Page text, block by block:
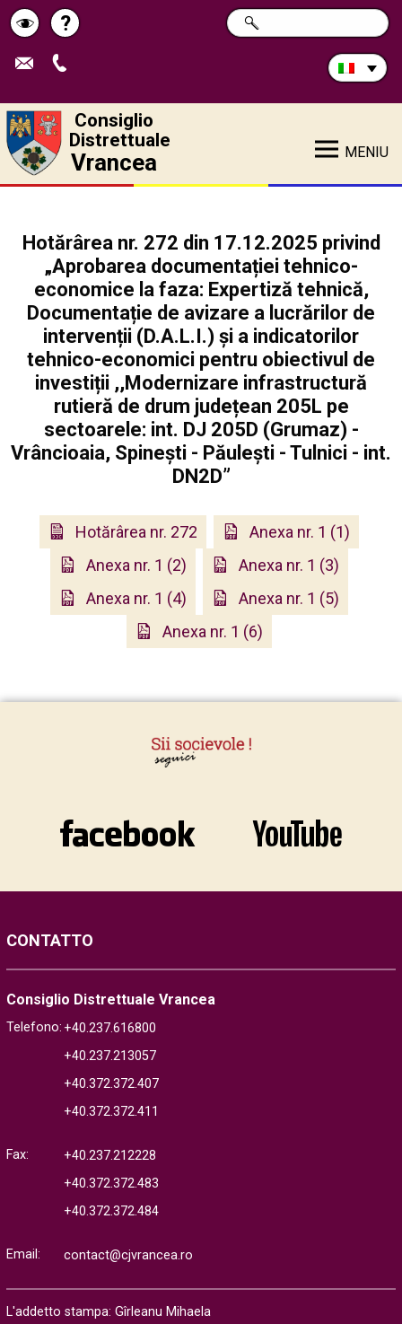
Schimbă
contrastul
Pagina
de
?
Cerca
nel
RICERCA
Consiglio
Distrettuale
Vrancea MENIU
Hotărârea nr. 272 din 17.12.2025 privind
„Aprobarea documentației tehnico-
economice la faza: Expertiză tehnică,
Documentație de avizare a lucrărilor de
intervenții (D.A.L.I.) și a indicatorilor
tehnico-economici pentru obiectivul de
investiții ,,Modernizare infrastructură
rutieră de drum județean 205L pe
sectoarele: int. DJ 205D (Grumaz) -
Vrâncioaia, Spinești - Păulești - Tulnici - int.
DN2D”
Hotărârea nr. 272
Anexa nr. 1 (1)
Anexa nr. 1 (2)
Anexa nr. 1 (3)
Anexa nr. 1 (4)
Anexa nr. 1 (5)
Anexa nr. 1 (6)
CONTATTO
Consiglio Distrettuale Vrancea
Telefono: +40.237.616800
+40.237.213057
+40.372.372.407
+40.372.372.411
Fax:
+40.237.212228
+40.372.372.483
+40.372.372.484
Email: contact@cjvrancea.ro
L'addetto stampa: Gîrleanu Mihaela